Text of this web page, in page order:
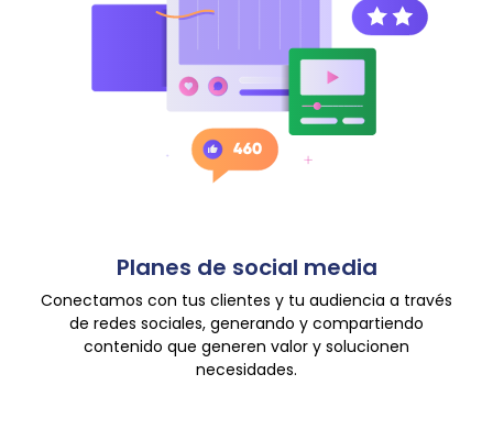
Planes de social media
Conectamos con tus clientes y tu audiencia a través
de redes sociales, generando y compartiendo
contenido que generen valor y solucionen
necesidades.